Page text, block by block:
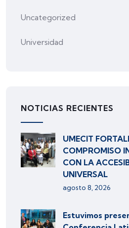
Uncategorized
Universidad
NOTICIAS RECIENTES
UMECIT
COMPROMISO
CON LA
UNIVERSAL
agosto 8, 2026
Estuvimos